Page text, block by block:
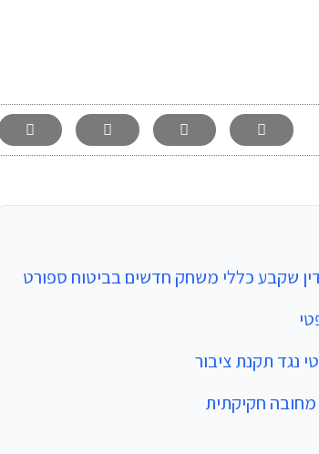
שקבע כללי משחק חדשים בביטוח ספורט
נגד תקנת ציבור
חקיקתית